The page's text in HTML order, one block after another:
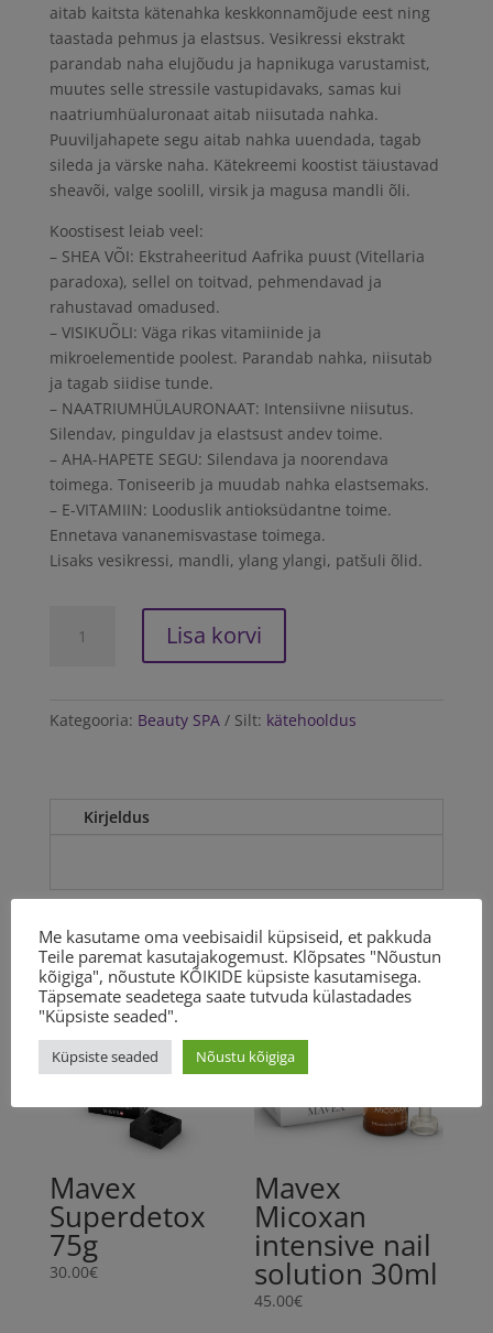
aitab kaitsta kätenahka keskkonnamõjude eest ning
taastada pehmus ja elastsus. Vesikressi ekstrakt
parandab naha elujõudu ja hapnikuga varustamist,
muutes selle stressile vastupidavaks, samas kui
naatriumhüaluronaat aitab niisutada nahka.
Puuviljahapete segu aitab nahka uuendada, tagab
sileda ja värske naha. Kätekreemi koostist täiustavad
sheavõi, valge soolill, virsik ja magusa mandli õli.
Koostisest leiab veel:
– SHEA VÕI: Ekstraheeritud Aafrika puust (Vitellaria
paradoxa), sellel on toitvad, pehmendavad ja
rahustavad omadused.
– VISIKUÕLI: Väga rikas vitamiinide ja
mikroelementide poolest. Parandab nahka, niisutab
ja tagab siidise tunde.
– NAATRIUMHÜLAURONAAT: Intensiivne niisutus.
Silendav, pinguldav ja elastsust andev toime.
– AHA-HAPETE SEGU: Silendava ja noorendava
toimega. Toniseerib ja muudab nahka elastsemaks.
– E-VITAMIIN: Looduslik antioksüdantne toime.
Ennetava vananemisvastase toimega.
Lisaks vesikressi, mandli, ylang ylangi, patšuli õlid.
DRAFTBEAUTY
Velvet
Toote
100
kogus
Lisa korvi
Kategooria: Beauty SPA Silt: kätehooldus
Kirjeldus
Seotud tooted
Mavex
Superdetox
75g
30.00€
Mavex
Micoxan
intensive nail
solution 30ml
45.00€
Me kasutame oma veebisaidil küpsiseid, et pakkuda
Teile paremat kasutajakogemust. Klõpsates "Nõustun
kõigiga", nõustute KÕIKIDE küpsiste kasutamisega.
Täpsemate seadetega saate tutvuda külastadades
"Küpsiste seaded".
Küpsiste seaded Nõustu kõigiga